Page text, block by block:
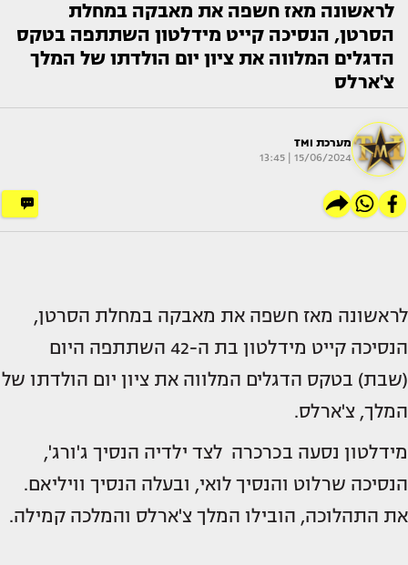
לראשונה מאז חשפה את מאבקה במחלת
הסרטן, הנסיכה קייט מידלטון השתתפה בטקס
הדגלים המלווה את ציון יום הולדתו של המלך
צ'ארלס
מערכת TMI
15/06/2024 | 13:45
לראשונה מאז חשפה את מאבקה במחלת הסרטן,
הנסיכה קייט מידלטון בת ה-42 השתתפה היום
(שבת) בטקס הדגלים המלווה את ציון יום הולדתו של
המלך, צ'ארלס.
מידלטון נסעה בכרכרה לצד ילדיה הנסיך ג'ורג',
הנסיכה שרלוט והנסיך לואי, ובעלה הנסיך וויליאם.
את התהלוכה, הובילו המלך צ'ארלס והמלכה קמילה.